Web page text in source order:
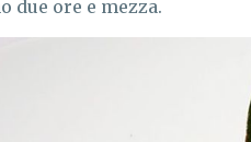
due ore e mezza.